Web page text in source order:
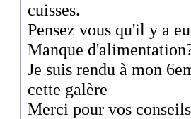
cuisses.
Pensez vous qu'il y a
Manque
Je suis rendu à mon
cette galère
Merci pour vos conseils